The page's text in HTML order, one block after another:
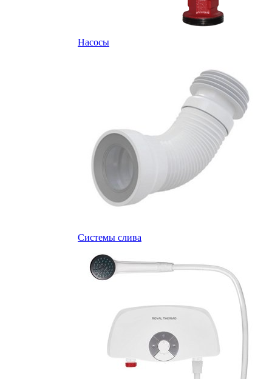
Насосы
Системы слива